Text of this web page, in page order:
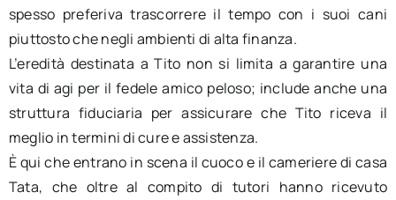
spesso preferiva trascorrere il tempo con i suoi cani
piuttosto che negli ambienti di alta finanza.
L’eredità destinata a Tito non si limita a garantire una
vita di agi per il fedele amico peloso; include anche una
struttura fiduciaria per assicurare che Tito riceva il
meglio in termini di cure e assistenza.
È qui che entrano in scena il cuoco e il cameriere di casa
Tata, che oltre al compito di tutori hanno ricevuto